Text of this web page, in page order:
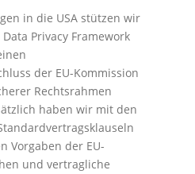
in die USA stützen wir
Privacy Framework
der EU-Kommission
Rechtsrahmen
haben wir mit den
Vorgaben der EU-
und vertragliche